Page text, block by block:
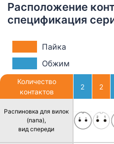
Расположение
спецификация
Пайка
Обжим
Количество
контактов
Распиновка для вилок
(папа),
вид спереди
2 2